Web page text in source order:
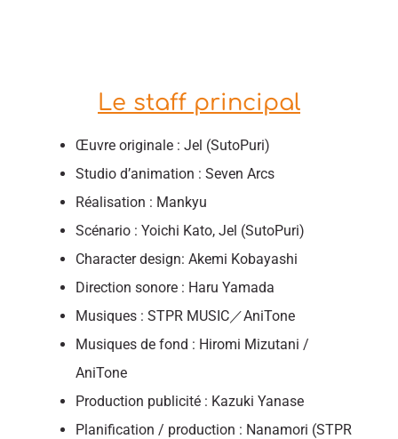
Le staff principal
Œuvre originale : Jel (SutoPuri)
Studio d’animation : Seven Arcs
Réalisation : Mankyu
Scénario : Yoichi Kato, Jel (SutoPuri)
Character design: Akemi Kobayashi
Direction sonore : Haru Yamada
Musiques : STPR MUSIC／AniTone
Musiques de fond : Hiromi Mizutani /
AniTone
Production publicité : Kazuki Yanase
Planification / production : Nanamori (STPR